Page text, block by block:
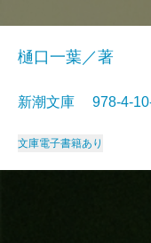
樋口一葉／著
新潮文庫 978-4-
文庫電子書籍あり